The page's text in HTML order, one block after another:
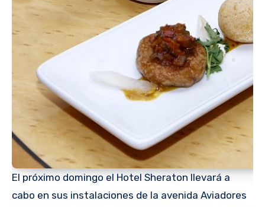
El próximo domingo el Hotel Sheraton llevará a
cabo en sus instalaciones de la avenida Aviadores